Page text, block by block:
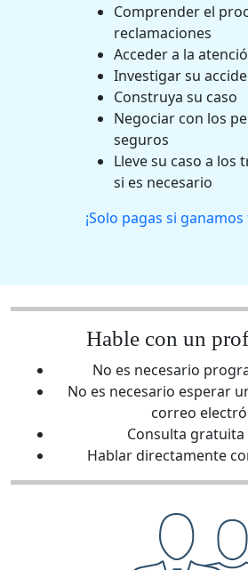
Comprender el
reclamaciones
Acceder a la
Investigar su
Construya su caso
Negociar con los
seguros
Lleve su caso a los
si es necesario
¡Solo pagas si
Hable con un
No es necesario
No es necesario esperar
correo
Consulta gratuita
Hablar directamente